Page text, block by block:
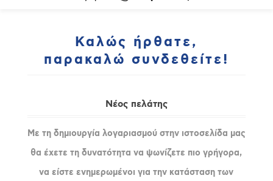
Καλώς ήρθατε,
παρακαλώ συνδεθείτε!
Νέος πελάτης
Με τη δημιουργία λογαριασμού στην ιστοσελίδα μας
θα έχετε τη δυνατότητα να ψωνίζετε πιο γρήγορα,
να είστε ενημερωμένοι για την κατάσταση των